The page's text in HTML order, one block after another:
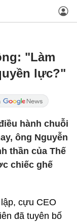
"Làm
lực?"
hành chuỗi
ông Nguyễn
thần của Thế
chiếc ghế
cựu CEO
đã tuyên bố